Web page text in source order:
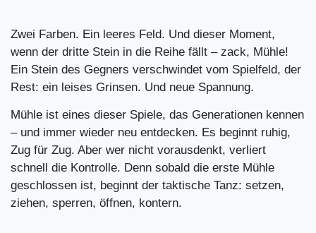
Zwei Farben. Ein leeres Feld. Und dieser Moment,
wenn der dritte Stein in die Reihe fällt – zack, Mühle!
Ein Stein des Gegners verschwindet vom Spielfeld, der
Rest: ein leises Grinsen. Und neue Spannung.
Mühle ist eines dieser Spiele, das Generationen kennen
– und immer wieder neu entdecken. Es beginnt ruhig,
Zug für Zug. Aber wer nicht vorausdenkt, verliert
schnell die Kontrolle. Denn sobald die erste Mühle
geschlossen ist, beginnt der taktische Tanz: setzen,
ziehen, sperren, öffnen, kontern.